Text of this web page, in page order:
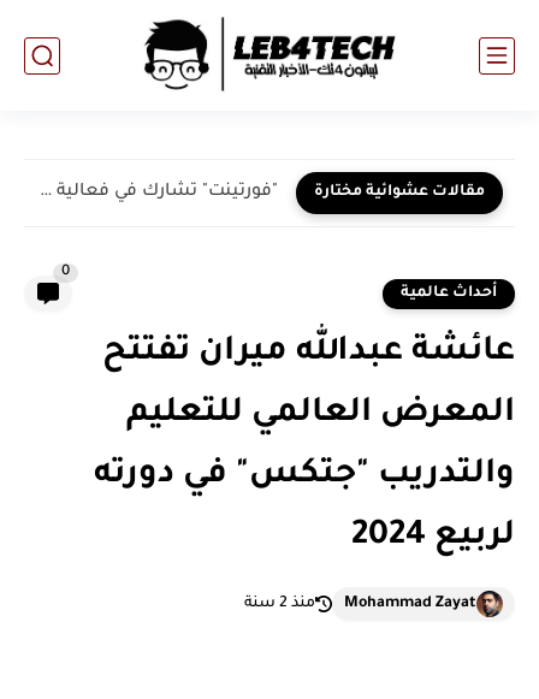
مقالات عشوائية مختارة "فورتينت" تشارك في فعالية بلاك هات الشرق الأوسط وأفريقيا 2023...
أحداث عالمية
0
عائشة عبدالله ميران تفتتح
المعرض العالمي للتعليم
والتدريب "جتكس" في دورته
لربيع 2024
Mohammad Zayat منذ 2 سنة